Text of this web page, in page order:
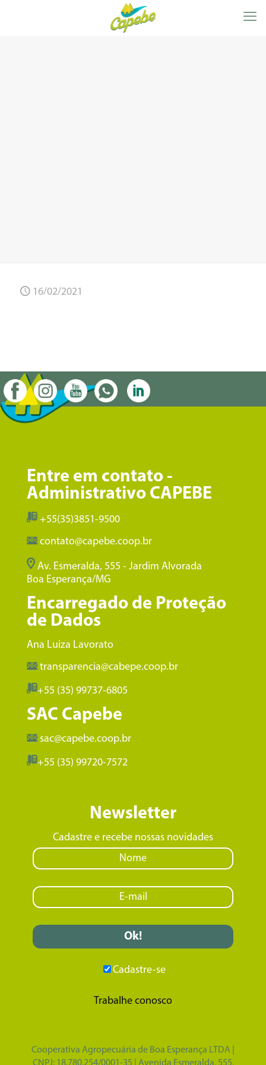
16/02/2021
Entre em contato -
Administrativo CAPEBE
+55(35)3851-9500
contato@capebe.coop.br
Av. Esmeralda, 555 - Jardim Alvorada
Boa Esperança/MG
Encarregado de Proteção
de Dados
Ana Luiza Lavorato
transparencia@cabepe.coop.br
+55 (35) 99737-6805
SAC Capebe
sac@capebe.coop.br
+55 (35) 99720-7572
Newsletter
Cadastre e recebe nossas novidades
Cadastre-se
Trabalhe conosco
Cooperativa Agropecuária de Boa Esperança LTDA |